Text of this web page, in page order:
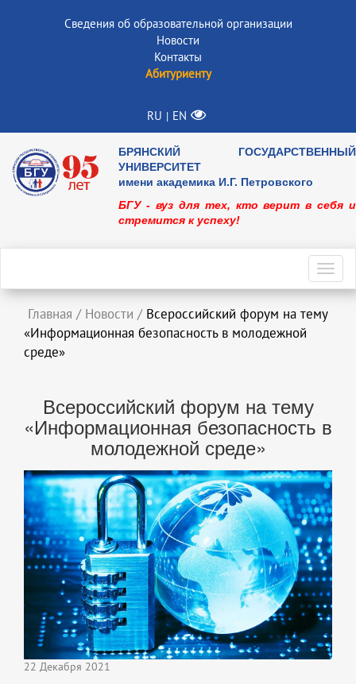
Сведения об образовательной организации
Новости
Контакты
Абитуриенту
RU | EN
БРЯНСКИЙ ГОСУДАРСТВЕННЫЙ
УНИВЕРСИТЕТ
имени академика И.Г. Петровского
БГУ - вуз для тех, кто верит в себя и
стремится к успеху!
Главная / Новости / Всероссийский форум на тему
«Информационная безопасность в молодежной
среде»
Всероссийский форум на тему
«Информационная безопасность в
молодежной среде»
22 Декабря 2021